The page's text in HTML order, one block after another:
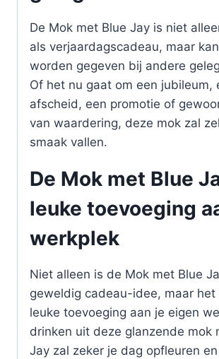
De Mok met Blue Jay is niet
als verjaardagscadeau, maar
worden gegeven bij andere
Of het nu gaat om een jubileum,
afscheid, een promotie of
van waardering, deze mok zal
smaak vallen.
De Mok met Blue
leuke toevoeging
werkplek
Niet alleen is de Mok met Blue
geweldig cadeau-idee, maar het
leuke toevoeging aan je eigen
drinken uit deze glanzende mok
Jay zal zeker je dag opfleuren